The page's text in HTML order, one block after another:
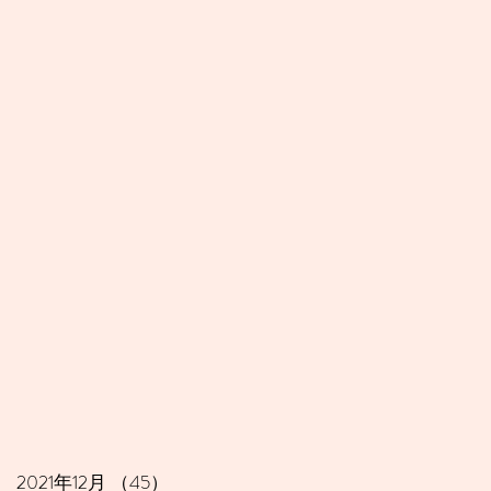
2021年12月 （45）